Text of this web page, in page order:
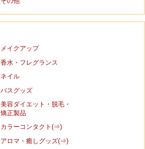
メイクアップ
香水・フレグランス
ネイル
バスグッズ
美容ダイエット・脱毛・
矯正製品
カラーコンタクト(⇒)
アロマ・癒しグッズ(⇒)